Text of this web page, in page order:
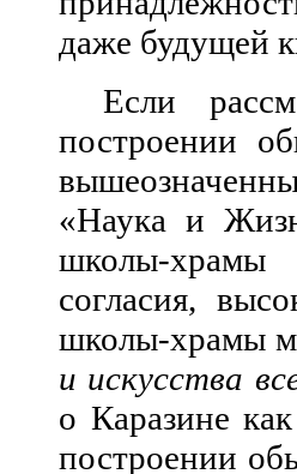
даже будущей
Если
построении
«Наука и
школы-
согласия,
школы-храмы
и искусства
о Каразине
построении